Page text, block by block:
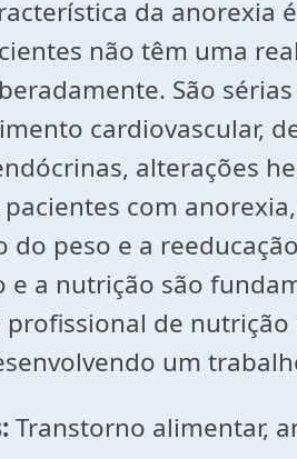
da anorexia
não têm uma
São
cardiovascular,
alterações
com
do peso e a
e a nutrição são
profissional de
um
Transtorno alimentar,